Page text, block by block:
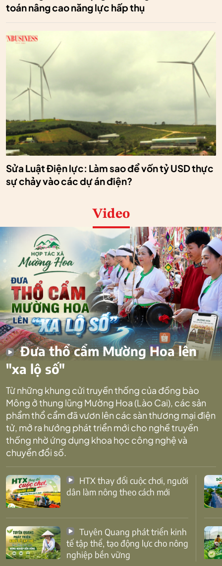
toán nâng cao năng lực hấp thụ
Sửa Luật Điện lực: Làm sao để vốn tỷ USD thực
sự chảy vào các dự án điện?
Video
Đưa thổ cẩm Mường Hoa lên
"xa lộ số"
Từ những khung cửi truyền thống của đồng bào
Mông ở thung lũng Mường Hoa (Lào Cai), các sản
phẩm thổ cẩm đã vươn lên các sàn thương mại điện
tử, mở ra hướng phát triển mới cho nghề truyền
thống nhờ ứng dụng khoa học công nghệ và
chuyển đổi số.
dân làm nông theo cách mới
tế tập thể, tạo động lực cho nông
nghiệp bền vững